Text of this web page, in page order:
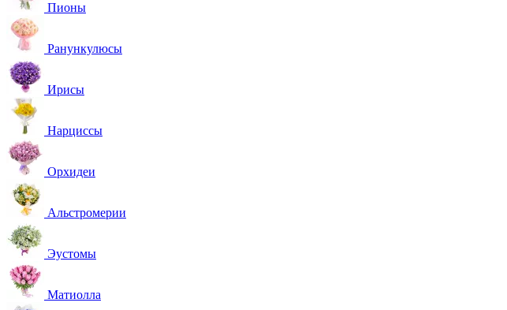
Пионы
Ранункулюсы
Ирисы
Нарциссы
Орхидеи
Альстромерии
Эустомы
Матиолла